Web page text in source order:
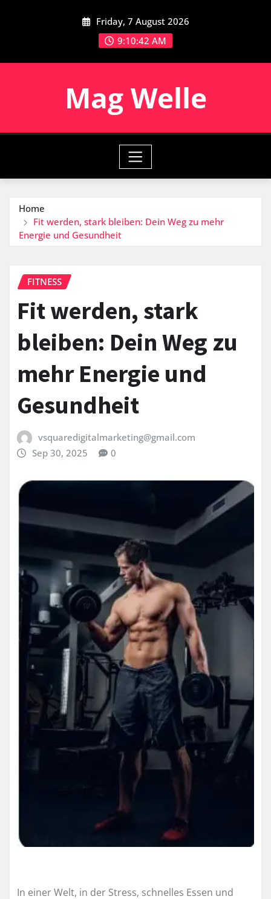
Friday, 7 August 2026
9:10:43 AM
Mag Welle
Home
Fit werden, stark bleiben: Dein Weg zu mehr
Energie und Gesundheit
FITNESS
Fit werden, stark
bleiben: Dein Weg zu
mehr Energie und
Gesundheit
vsquaredigitalmarketing@gmail.com
Sep 30, 2025
0
In einer Welt, in der Stress, schnelles Essen und